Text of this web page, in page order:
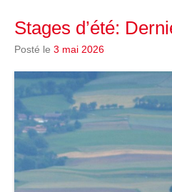
Stages d’été:
Posté le 3 mai 2026